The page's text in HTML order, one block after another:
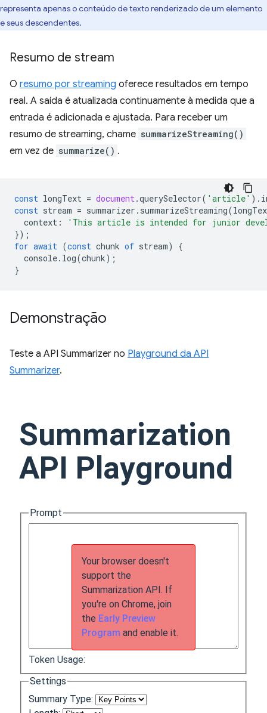
representa apenas o conteúdo de texto renderizado de um elemento
e seus descendentes.
Resumo de stream
O resumo por streaming oferece resultados em tempo
real. A saída é atualizada continuamente à medida que a
entrada é adicionada e ajustada. Para receber um
resumo de streaming, chame summarizeStreaming()
em vez de summarize() .
const longText = document.querySelector( 'article' ).
const stream = summarizer . summarizeStreaming(
context :
'This article is intended for junior
});
for await (const chunk of stream)
{
console. log(chunk);
}
Demonstração
Teste a API Summarizer no Playground da API
Summarizer.